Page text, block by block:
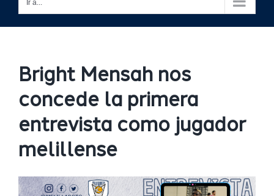
Ir a...
Bright Mensah nos
concede la primera
entrevista como jugador
melillense
Ver